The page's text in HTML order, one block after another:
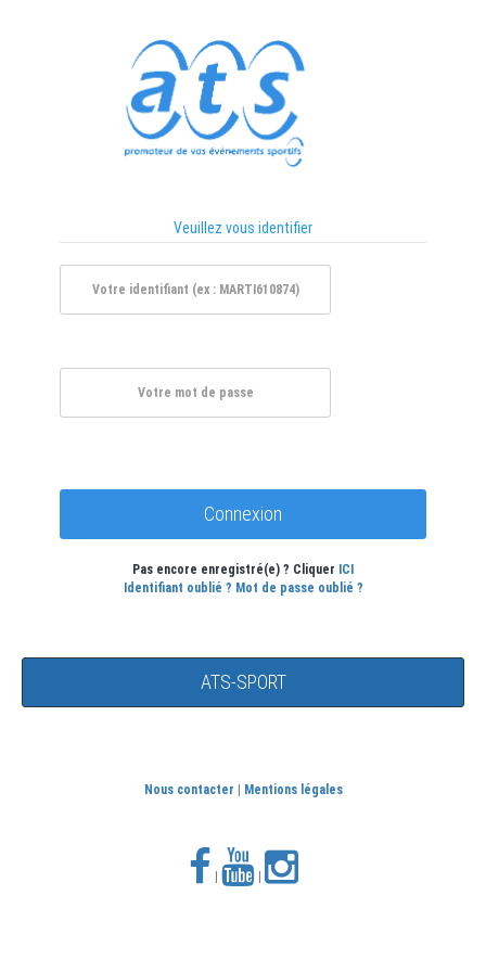
Veuillez vous identifier
Pas encore enregistré(e) ? Cliquer ICI
Identifiant oublié ? Mot de passe oublié ?
ATS-SPORT
Nous contacter Mentions légales
|